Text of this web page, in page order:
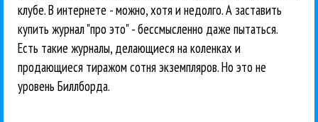
клубе. В интернете - можно, хотя и недолго. А заставить
купить журнал "про это" - бессмысленно даже пытаться.
Есть такие журналы, делающиеся на коленках и
продающиеся тиражом сотня экземпляров. Но это не
уровень Биллборда.